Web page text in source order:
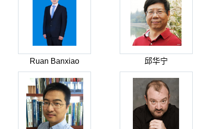
Ruan Banxiao 邱华宁